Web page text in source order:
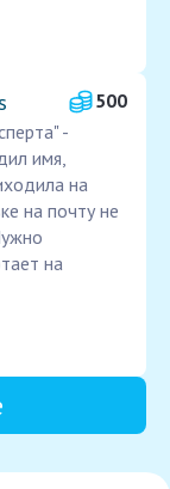
500
-
имя,
на
на почту не
на